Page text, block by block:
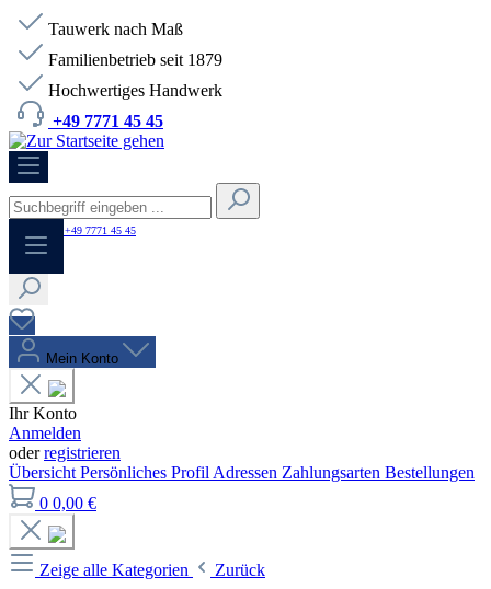
Tauwerk nach Maß
Familienbetrieb seit 1879
Hochwertiges Handwerk
+49 7771 45 45
+49 7771 45 45
Mein Konto
Ihr Konto
Anmelden
oderregistrieren
Übersicht Persönliches Profil Adressen Zahlungsarten Bestellungen
0 0,00 €
Zeige alle Kategorien Zurück